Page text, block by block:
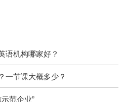
语机构哪家好？
一节课大概多少？
范企业”